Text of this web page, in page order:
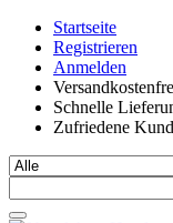
Startseite
Registrieren
Anmelden
Schnelle
Zufriedene